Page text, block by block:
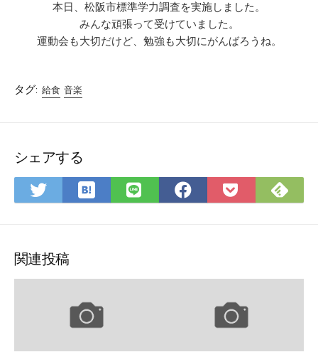
本日、松阪市標準学力調査を実施しました。
みんな頑張って受けていました。
運動会も大切だけど、勉強も大切にがんばろうね。
タグ: 給食 音楽
シェアする
Twitter
で
ア
は
て
ク
ー
ク
LINE
で
Facebook
で
Pocket
に
で
関連投稿